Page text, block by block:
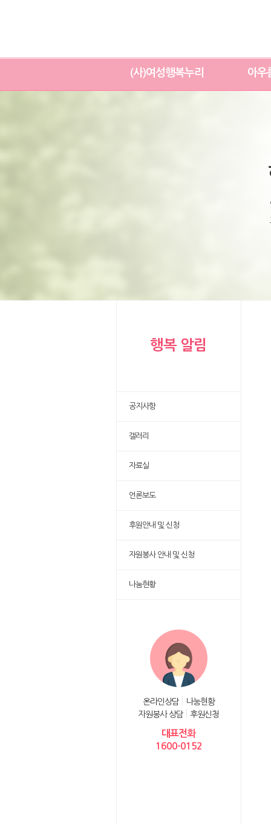
(사)여성행복누리 아우
행복 알림
공지사항
갤러리
자료실
언론보도
후원안내 및 신청
자원봉사 안내 및 신청
나눔현황
온라인상담
나눔현황
자원봉사 상담
후원신청
대표전화
1600-0152